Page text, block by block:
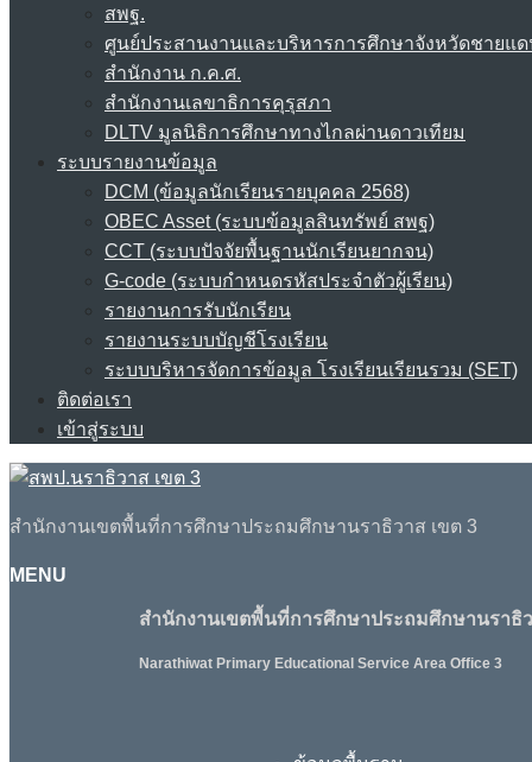
สพฐ.
ศูนย์ประสานงานและบริหารการศึกษาจังหวัดชายแ
สำนักงาน ก.ค.ศ.
สำนักงานเลขาธิการคุรุสภา
DLTV มูลนิธิการศึกษาทางไกลผ่านดาวเทียม
ระบบรายงานข้อมูล
DCM (ข้อมูลนักเรียนรายบุคคล 2568)
OBEC Asset (ระบบข้อมูลสินทรัพย์ สพฐ)
CCT (ระบบปัจจัยพื้นฐานนักเรียนยากจน)
G-code (ระบบกำหนดรหัสประจำตัวผู้เรียน)
รายงานการรับนักเรียน
รายงานระบบบัญชีโรงเรียน
ระบบบริหารจัดการข้อมูล โรงเรียนเรียนรวม (SET)
ติดต่อเรา
เข้าสู่ระบบ
สำนักงานเขตพื้นที่การศึกษาประถมศึกษานราธิวาส เขต 3
MENU
สำนักงานเขตพื้นที่การศึกษาประถมศึกษานราธิว
Narathiwat Primary Educational Service Area Office 3